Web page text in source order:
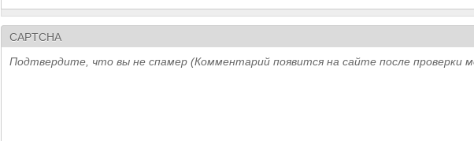
CAPTCHA
Подтвердите, что вы не спамер (Комментарий появится на сайте после проверки